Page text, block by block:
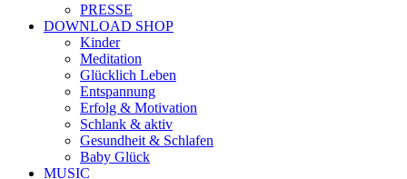
PRESSE
DOWNLOAD SHOP
Kinder
Meditation
Glücklich Leben
Entspannung
Erfolg & Motivation
Schlank & aktiv
Gesundheit & Schlafen
Baby Glück
MUSIC